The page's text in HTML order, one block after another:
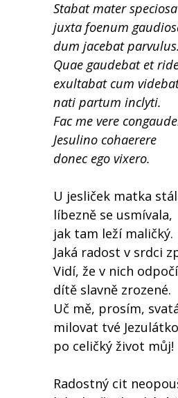
Stabat mater speciosa
juxta foenum
dum jacebat parvulus.
Quae gaudebat et
exultabat cum
nati partum inclyti.
Fac me vere
Jesulino cohaerere
donec ego vixero.
U jesliček matka
líbezně se usmívala,
jak tam leží maličký.
Jaká radost v srdci
Vidí, že v nich
dítě slavně zrozené.
Uč mě, prosím,
milovat tvé Jezulátko
po celičký život můj!
Radostný cit